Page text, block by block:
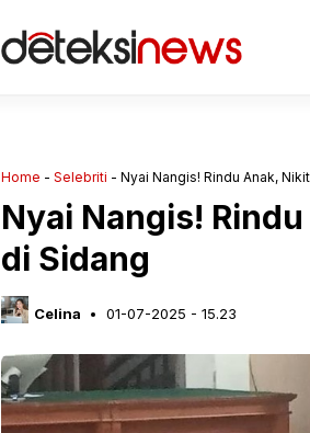
Home - Selebriti - Nyai Nangis! Rindu Anak,
Nyai Nangis!
di Sidang
Celina 01-07-2025 - 15.23